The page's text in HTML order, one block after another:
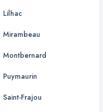
Lilhac
Mirambeau
Montbernard
Puymaurin
Saint-Frajou